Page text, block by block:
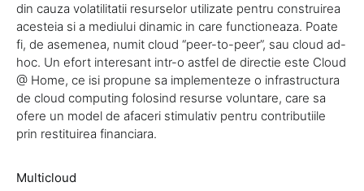
din cauza volatilitatii resurselor utilizate pentru construirea
acesteia si a mediului dinamic in care functioneaza. Poate
fi, de asemenea, numit cloud “peer-to-peer”, sau cloud ad-
hoc. Un efort interesant intr-o astfel de directie este Cloud
@ Home, ce isi propune sa implementeze o infrastructura
de cloud computing folosind resurse voluntare, care sa
ofere un model de afaceri stimulativ pentru contributiile
prin restituirea financiara.
Multicloud